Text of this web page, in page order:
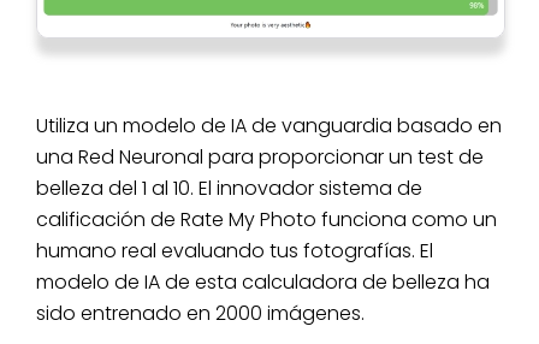
Utiliza un modelo de IA de vanguardia basado en
una Red Neuronal para proporcionar un test de
belleza del 1 al 10. El innovador sistema de
calificación de Rate My Photo funciona como un
humano real evaluando tus fotografías. El
modelo de IA de esta calculadora de belleza ha
sido entrenado en 2000 imágenes.